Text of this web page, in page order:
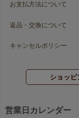
お支払方法について
返品・交換について
キャンセルポリシー
ショッ
営業日カレンダー